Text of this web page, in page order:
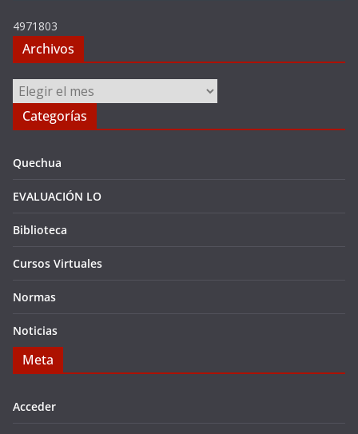
4971803
Archivos
Archivos
Categorías
Quechua
EVALUACIÓN LO
Biblioteca
Cursos Virtuales
Normas
Noticias
Meta
Acceder